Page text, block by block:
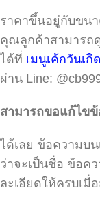
ราคาขึ้นอยู่กับขน
คุณลูกค้าสามารถดู
ได้ที่ เมนูเค้กวันเกิ
ผ่าน Line:
สามารถขอแก้ไข
ได้เลย ข้อความบ
ว่าจะเป็นชื่อ ข้อค
ละเอียดให้ครบเมื่